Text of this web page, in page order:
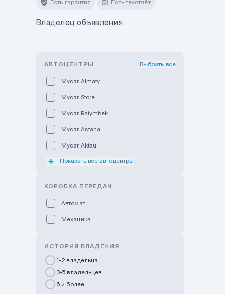
Есть гарантия Есть техотчёт
Владелец объявления
АВТОЦЕНТРЫ Выбрать все
Mycar Almaty
Mycar Store
Mycar Raiymbek
Mycar Astana
Mycar Aktau
Mycar Uralsk
GWM Nurly Zhol
Chery Astana
Показать все автоцентры
КОРОБКА ПЕРЕДАЧ
Автомат
Механика
ИСТОРИЯ ВЛАДЕНИЯ
1-2 владельца
3-5 владельцев
6 и более